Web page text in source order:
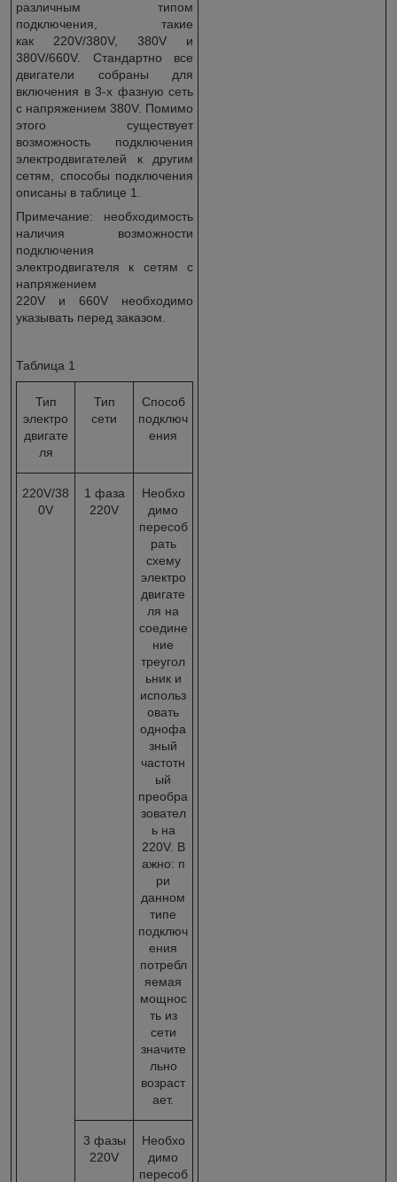
различным типом
подключения, такие
как 220V/380V, 380V и
380V/660V. Стандартно все
двигатели собраны для
включения в 3-х фазную сеть
с напряжением 380V. Помимо
этого существует
возможность подключения
электродвигателей к другим
сетям, способы подключения
описаны в таблице 1.
Примечание: необходимость
наличия возможности
подключения
электродвигателя к сетям с
напряжением
220V и 660V необходимо
указывать перед заказом.
Таблица 1
Тип
электро
двигате
ля
Тип
сети
Способ
подключ
ения
220V/38
0V
1 фаза
220V
Необхо
димо
пересоб
рать
схему
электро
двигате
ля на
соедине
ние
треугол
ьник и
использ
овать
однофа
зный
частотн
ый
преобра
зовател
ь на
220V. В
ажно: п
ри
данном
типе
подключ
ения
потребл
яемая
мощнос
ть из
сети
значите
льно
возраст
ает.
3 фазы
220V
Необхо
димо
пересоб